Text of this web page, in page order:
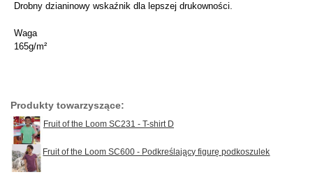
Drobny dzianinowy wskaźnik dla lepszej drukowności.
Waga
165g/m²
Produkty towarzyszące:
Fruit of the Loom SC231 - T-shirt D
Fruit of the Loom SC600 - Podkreślający figurę podkoszulek